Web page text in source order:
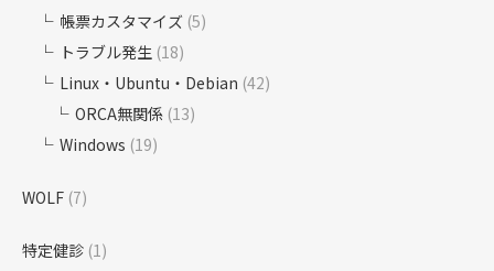
帳票カスタマイズ (5)
トラブル発生 (18)
Linux・Ubuntu・Debian (42)
ORCA無関係 (13)
Windows (19)
WOLF (7)
特定健診 (1)